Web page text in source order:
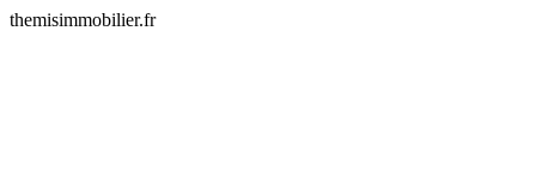
themisimmobilier.fr